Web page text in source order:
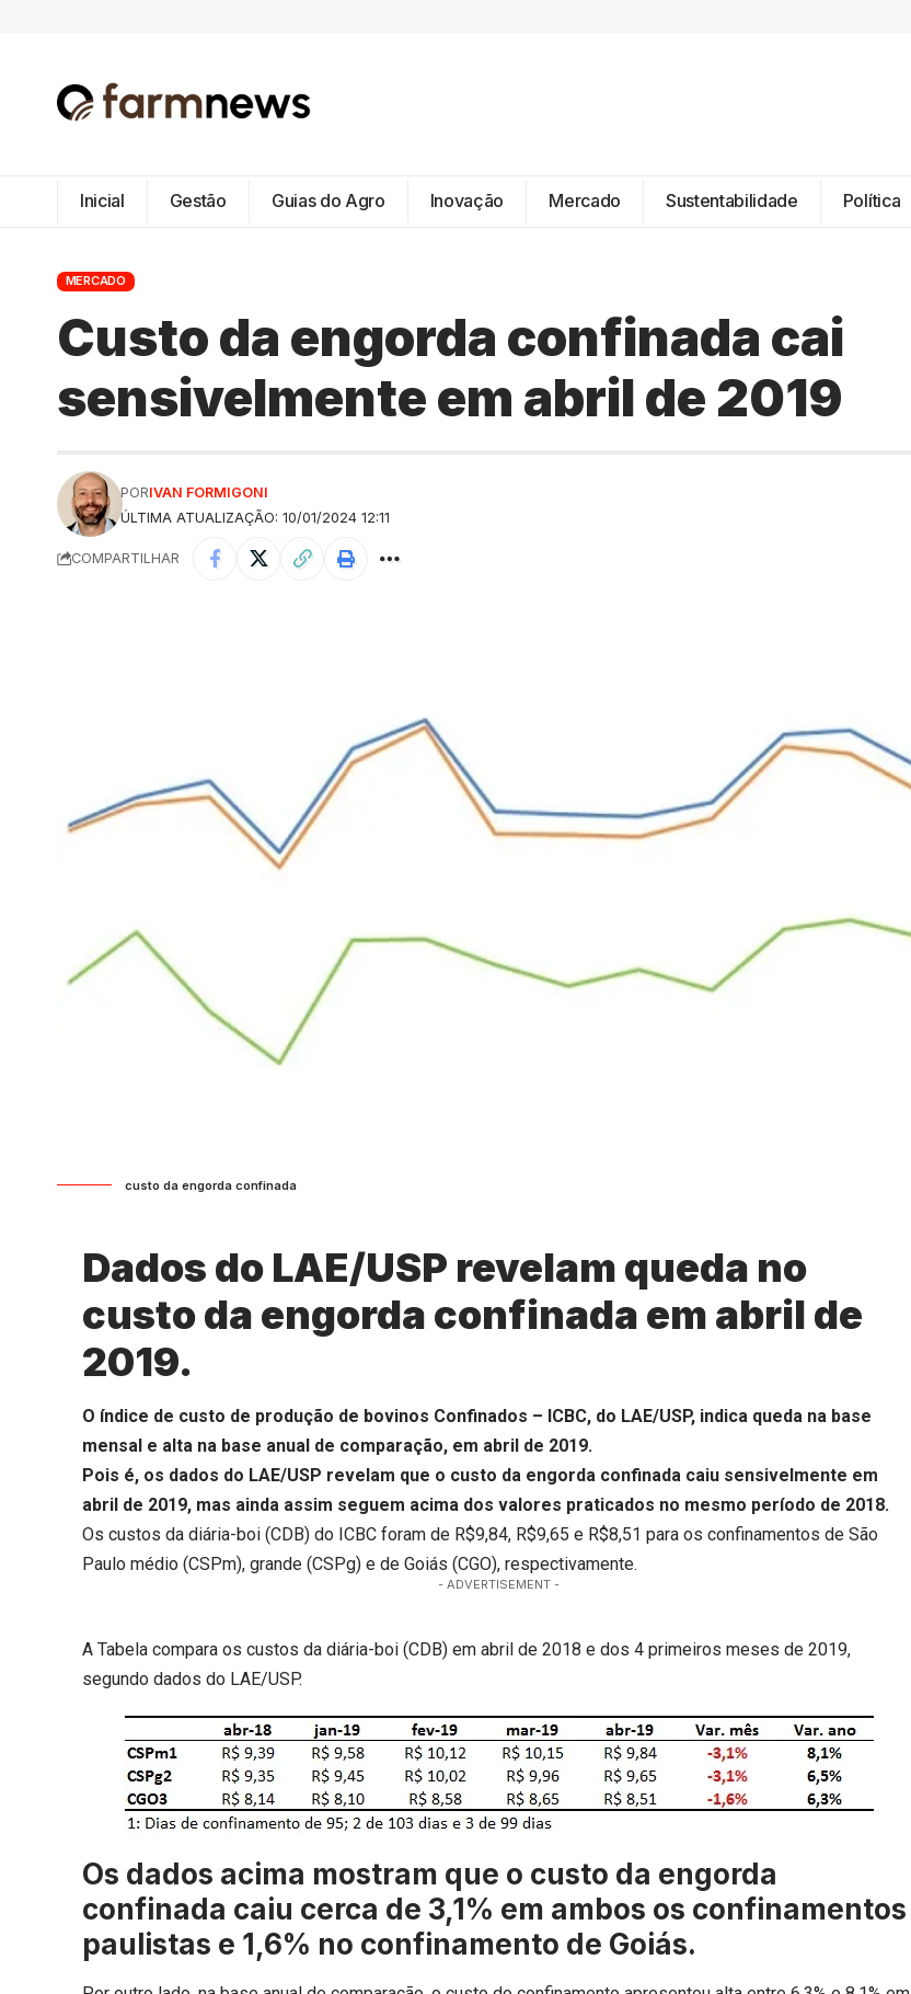
Inicial Gestão Guias do Agro Inovação Mercado Sustentabilidade Política
MERCADO
Custo da engorda confinada cai
sensivelmente em abril de 2019
ÚLTIMA ATUALIZAÇÃO: 10/01/2024 12:11
PORIVAN FORMIGONI
COMPARTILHAR
custo da engorda confinada
Dados do LAE/USP revelam queda no
custo da engorda confinada em abril de
2019.
O índice de custo de produção de bovinos Confinados – ICBC, do LAE/USP, indica queda na base
mensal e alta na base anual de comparação, em abril de 2019.
Pois é, os dados do LAE/USP revelam que o custo da engorda confinada caiu sensivelmente em
abril de 2019, mas ainda assim seguem acima dos valores praticados no mesmo período de 2018.
Os custos da diária-boi (CDB) do ICBC foram de R$9,84, R$9,65 e R$8,51 para os confinamentos de São
Paulo médio (CSPm), grande (CSPg) e de Goiás (CGO), respectivamente.
- ADVERTISEMENT -
A Tabela compara os custos da diária-boi (CDB) em abril de 2018 e dos 4 primeiros meses de 2019,
segundo dados do LAE/USP.
Os dados acima mostram que o custo da engorda
confinada caiu cerca de 3,1% em ambos os confinamentos
paulistas e 1,6% no confinamento de Goiás.